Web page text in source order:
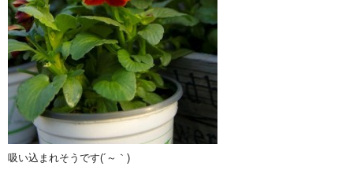
吸い込まれそうです(´～｀)